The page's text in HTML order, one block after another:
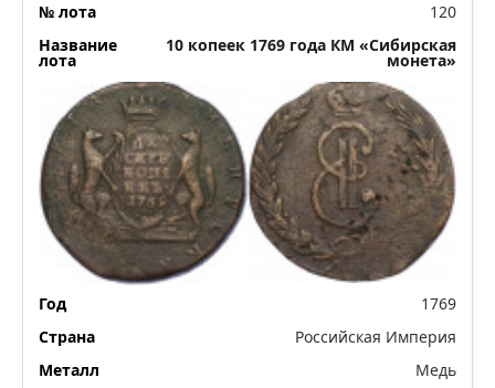
120
10 копеек 1769 года КМ «Сибирская
монета»
1769
Российская Империя
Медь